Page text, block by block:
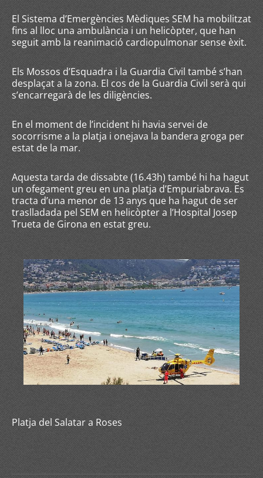
El Sistema d’Emergències Mèdiques SEM ha mobilitzat
fins al lloc una ambulància i un helicòpter, que han
seguit amb la reanimació cardiopulmonar sense èxit.
Els Mossos d’Esquadra i la Guardia Civil també s’han
desplaçat a la zona. El cos de la Guardia Civil serà qui
s’encarregarà de les diligències.
En el moment de l’incident hi havia servei de
socorrisme a la platja i onejava la bandera groga per
estat de la mar.
Aquesta tarda de dissabte (16.43h) també hi ha hagut
un ofegament greu en una platja d’Empuriabrava. Es
tracta d’una menor de 13 anys que ha hagut de ser
traslladada pel SEM en helicòpter a l’Hospital Josep
Trueta de Girona en estat greu.
Platja del Salatar a Roses